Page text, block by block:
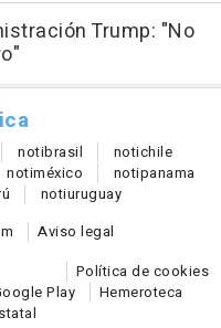
Trump: "No
notibrasil notichile
notiméxico notipanama
notiuruguay
Aviso legal
Política de cookies
Play
Hemeroteca